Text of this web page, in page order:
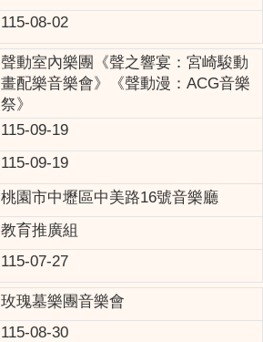
115-08-02
聲動室內樂團《聲之響宴：宮崎駿動
畫配樂音樂會》《聲動漫：ACG音樂
祭》
115-09-19
115-09-19
桃園市中壢區中美路16號音樂廳
教育推廣組
115-07-27
玫瑰墓樂團音樂會
115-08-30